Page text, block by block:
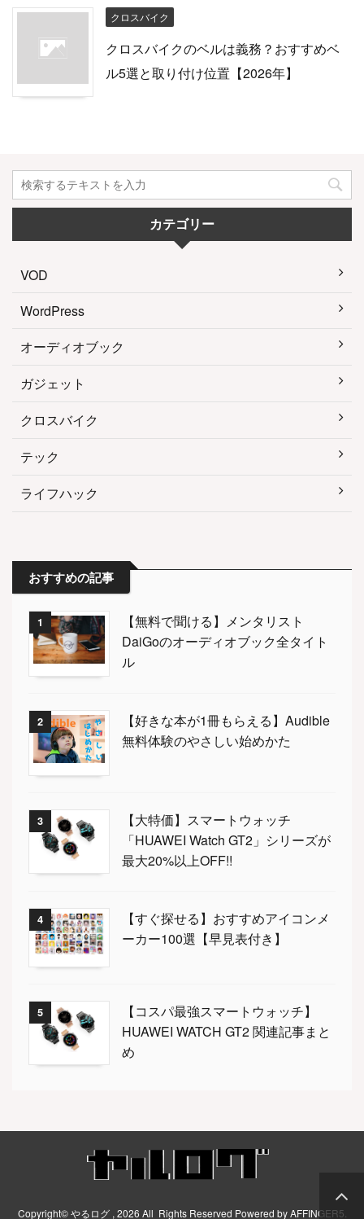
クロスバイク
クロスバイクのベルは義務？おすすめベ
ル5選と取り付け位置【2026年】
カテゴリー
VOD
WordPress
オーディオブック
ガジェット
クロスバイク
テック
ライフハック
おすすめの記事
1
【無料で聞ける】メンタリスト
DaiGoのオーディオブック全タイト
ル
2
【好きな本が1冊もらえる】Audible
無料体験のやさしい始めかた
3
【大特価】スマートウォッチ
「HUAWEI Watch GT2」シリーズが
最大20%以上OFF!!
4
【すぐ探せる】おすすめアイコンメ
ーカー100選【早見表付き】
5
【コスパ最強スマートウォッチ】
HUAWEI WATCH GT2 関連記事まと
め
Copyright© やるログ , 2026 All Rights Reserved Powered byAFFINGER5